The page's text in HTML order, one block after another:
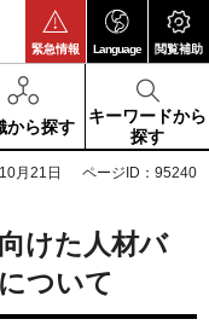
緊急情報 Language 閲覧補助
から探す
キーワードから
探す
月21日 ページID：95240
けた人材バ
ついて